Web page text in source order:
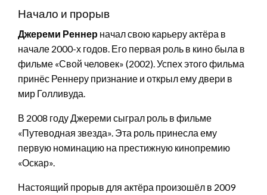
Начало и прорыв
Джереми Реннер начал свою карьеру актёра в
начале 2000-х годов. Его первая роль в кино была в
фильме «Свой человек» (2002). Успех этого фильма
принёс Реннеру признание и открыл ему двери в
мир Голливуда.
В 2008 году Джереми сыграл роль в фильме
«Путеводная звезда». Эта роль принесла ему
первую номинацию на престижную кинопремию
«Оскар».
Настоящий прорыв для актёра произошёл в 2009